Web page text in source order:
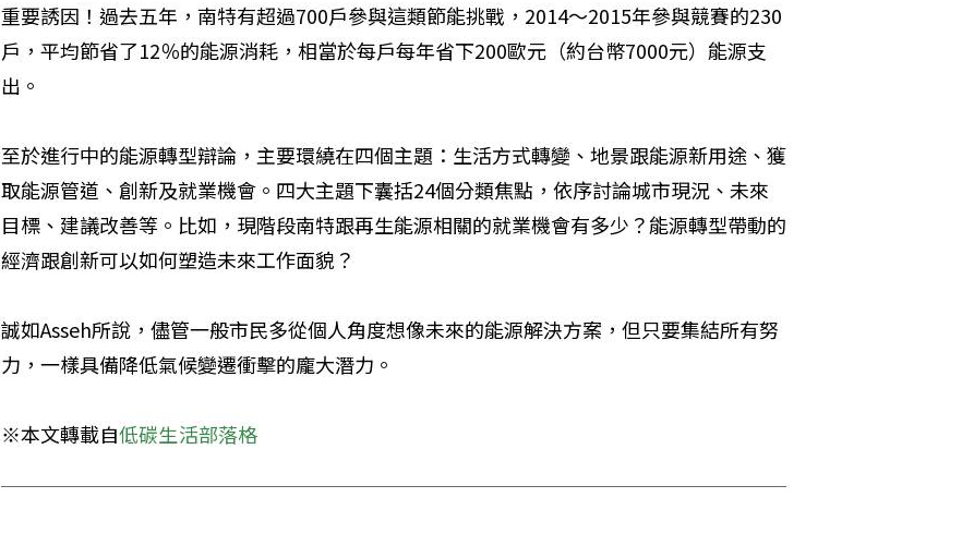
重要誘因！過去五年，南特有超過700戶參與這類節能挑戰，2014～2015年參與競賽的230
戶，平均節省了12％的能源消耗，相當於每戶每年省下200歐元（約台幣7000元）能源支
出。
至於進行中的能源轉型辯論，主要環繞在四個主題：生活方式轉變、地景跟能源新用途、獲
取能源管道、創新及就業機會。四大主題下囊括24個分類焦點，依序討論城市現況、未來
目標、建議改善等。比如，現階段南特跟再生能源相關的就業機會有多少？能源轉型帶動的
經濟跟創新可以如何塑造未來工作面貌？
誠如Asseh所說，儘管一般市民多從個人角度想像未來的能源解決方案，但只要集結所有努
力，一樣具備降低氣候變遷衝擊的龐大潛力。
※本文轉載自低碳生活部落格